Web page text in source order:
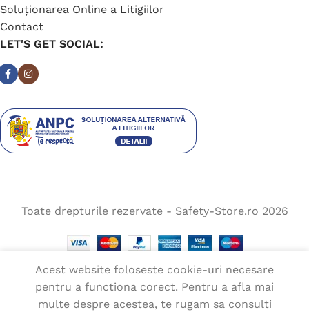
Soluționarea Online a Litigiilor
Contact
LET'S GET SOCIAL:
Toate drepturile rezervate - Safety-Store.ro 2026
0
Acest website foloseste cookie-uri necesare
pentru a functiona corect. Pentru a afla mai
multe despre acestea, te rugam sa consulti
Pantaloni
SELECTEAZĂ